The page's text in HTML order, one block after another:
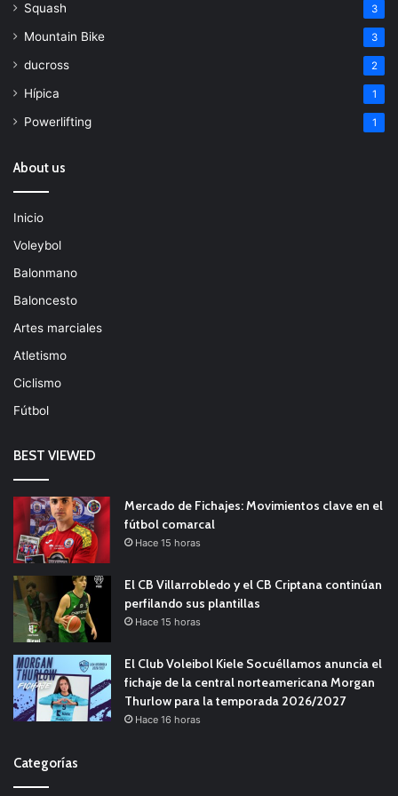
Squash 3
Mountain Bike 3
ducross 2
Hípica 1
Powerlifting 1
About us
Inicio
Voleybol
Balonmano
Baloncesto
Artes marciales
Atletismo
Ciclismo
Fútbol
BEST VIEWED
Mercado de Fichajes: Movimientos clave en el
fútbol comarcal
Hace 15 horas
El CB Villarrobledo y el CB Criptana continúan
perfilando sus plantillas
Hace 15 horas
El Club Voleibol Kiele Socuéllamos anuncia el
fichaje de la central norteamericana Morgan
Thurlow para la temporada 2026/2027
Hace 16 horas
Categorías